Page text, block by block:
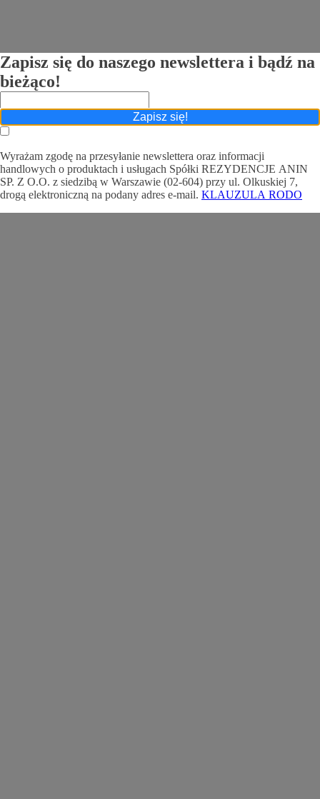
Zapisz się do naszego newslettera i bądź na
bieżąco!
Zapisz się!
Wyrażam zgodę na przesyłanie newslettera oraz informacji
handlowych o produktach i usługach Spółki REZYDENCJE ANIN
SP. Z O.O. z siedzibą w Warszawie (02-604) przy ul. Olkuskiej 7,
drogą elektroniczną na podany adres e-mail. KLAUZULA RODO